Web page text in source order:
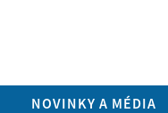
NOVINKY A MÉDIA